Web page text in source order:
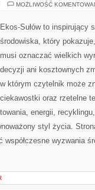
MOŻLIWOŚĆ
Ekos-Sułów to inspirujący
środowiska, który
musi oznaczać wielkich
decyzji ani kosztownych
w którym czytelnik może
ciekawostki oraz rzetelne
energii,
styl życia.
wyzwania